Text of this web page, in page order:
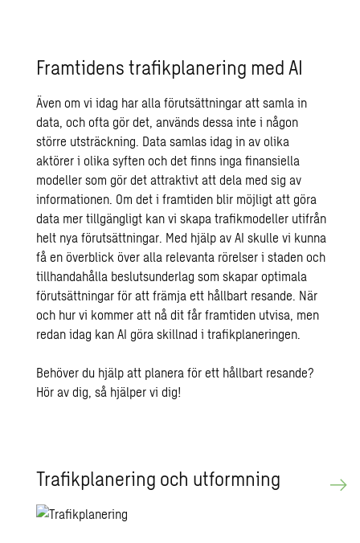
Framtidens trafikplanering med AI
Även om vi idag har alla förutsättningar att samla in
data, och ofta gör det, används dessa inte i någon
större utsträckning. Data samlas idag in av olika
aktörer i olika syften och det finns inga finansiella
modeller som gör det attraktivt att dela med sig av
informationen. Om det i framtiden blir möjligt att göra
data mer tillgängligt kan vi skapa trafikmodeller utifrån
helt nya förutsättningar. Med hjälp av AI skulle vi kunna
få en överblick över alla relevanta rörelser i staden och
tillhandahålla beslutsunderlag som skapar optimala
förutsättningar för att främja ett hållbart resande. När
och hur vi kommer att nå dit får framtiden utvisa, men
redan idag kan AI göra skillnad i trafikplaneringen.
Behöver du hjälp att planera för ett hållbart resande?
Hör av dig, så hjälper vi dig!
Tra­fik­pla­ne­ring och ut­form­ning